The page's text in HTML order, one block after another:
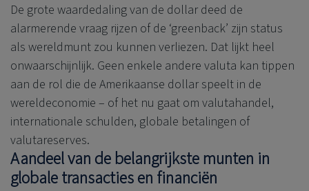
De grote waardedaling van de dollar deed de
alarmerende vraag rijzen of de ‘greenback’ zijn status
als wereldmunt zou kunnen verliezen. Dat lijkt heel
onwaarschijnlijk. Geen enkele andere valuta kan tippen
aan de rol die de Amerikaanse dollar speelt in de
wereldeconomie – of het nu gaat om valutahandel,
internationale schulden, globale betalingen of
valutareserves.
Aandeel van de belangrijkste munten in
globale transacties en financiën